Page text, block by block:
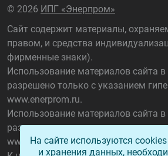
© 2026 ИПГ «Энерпром»
Сайт содержит материалы,
правом, и средства
фирменные знаки).
Использование материалов сайта в
разрешено только с указанием
www.enerprom.ru.
Использование материалов сайта
разрешено только с указанием
www.enerprom.ru.
На сайте используются
и хранения данных,